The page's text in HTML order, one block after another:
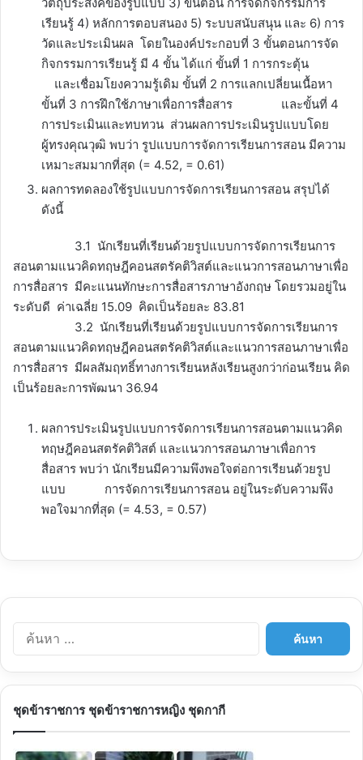
เรียนรู้ 4) หลักการตอบสนอง 5) ระบบสนับสนุน และ 6) การ
วัดและประเมินผล โดยในองค์ประกอบที่ 3 ขั้นตอนการจัด
กิจกรรมการเรียนรู้ มี 4 ขั้น ได้แก่ ขั้นที่ 1 การกระตุ้น
และเชื่อมโยงความรู้เดิม ขั้นที่ 2 การแลกเปลี่ยนเนื้อหา
ขั้นที่ 3 การฝึกใช้ภาษาเพื่อการสื่อสาร และขั้นที่ 4
การประเมินและทบทวน ส่วนผลการประเมินรูปแบบโดย
ผู้ทรงคุณวุฒิ พบว่า รูปแบบการจัดการเรียนการสอน มีความ
เหมาะสมมากที่สุด (= 4.52, = 0.61)
ผลการทดลองใช้รูปแบบการจัดการเรียนการสอน สรุปได้
ดังนี้
3.1 นักเรียนที่เรียนด้วยรูปแบบการจัดการเรียนการ
สอนตามแนวคิดทฤษฎีคอนสตรัคติวิสต์และแนวการสอนภาษาเพื่อ
การสื่อสาร มีคะแนนทักษะการสื่อสารภาษาอังกฤษ โดยรวมอยู่ใน
ระดับดี ค่าเฉลี่ย 15.09 คิดเป็นร้อยละ 83.81
3.2 นักเรียนที่เรียนด้วยรูปแบบการจัดการเรียนการ
สอนตามแนวคิดทฤษฎีคอนสตรัคติวิสต์และแนวการสอนภาษาเพื่อ
การสื่อสาร มีผลสัมฤทธิ์ทางการเรียนหลังเรียนสูงกว่าก่อนเรียน คิด
เป็นร้อยละการพัฒนา 36.94
ผลการประเมินรูปแบบการจัดการเรียนการสอนตามแนวคิด
ทฤษฎีคอนสตรัคติวิสต์ และแนวการสอนภาษาเพื่อการ
สื่อสาร พบว่า นักเรียนมีความพึงพอใจต่อการเรียนด้วยรูป
แบบ การจัดการเรียนการสอน อยู่ในระดับความพึง
พอใจมากที่สุด (= 4.53, = 0.57)
ค้
น
รั
ชุดข้าราชการ ชุดข้าราชการหญิง ชุดกากี